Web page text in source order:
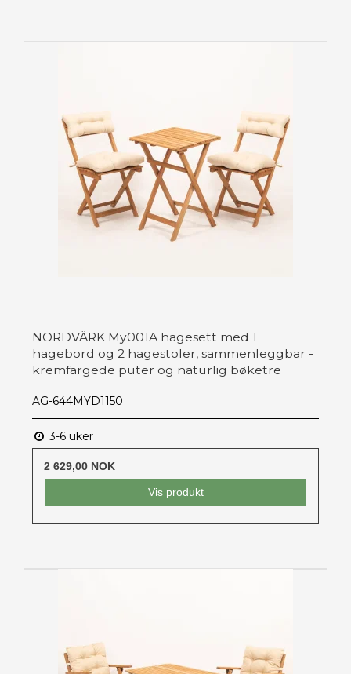
NORDVÄRK My001A hagesett med 1
hagebord og 2 hagestoler, sammenleggbar -
kremfargede puter og naturlig bøketre
AG-644MYD1150
3-6 uker
2 629,00 NOK
Vis produkt